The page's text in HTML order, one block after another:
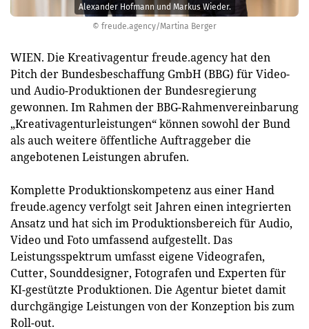
© freude.agency/Martina Berger
Alexander Hofmann und Markus Wieder.
WIEN. Die Kreativagentur freude.agency hat den
Pitch der Bundesbeschaffung GmbH (BBG) für Video-
und Audio-Produktionen der Bundesregierung
gewonnen. Im Rahmen der BBG-Rahmenvereinbarung
„Kreativagenturleistungen“ können sowohl der Bund
als auch weitere öffentliche Auftraggeber die
angebotenen Leistungen abrufen.
Komplette Produktionskompetenz aus einer Hand
freude.agency verfolgt seit Jahren einen integrierten
Ansatz und hat sich im Produktionsbereich für Audio,
Video und Foto umfassend aufgestellt. Das
Leistungsspektrum umfasst eigene Videografen,
Cutter, Sounddesigner, Fotografen und Experten für
KI-gestützte Produktionen. Die Agentur bietet damit
durchgängige Leistungen von der Konzeption bis zum
Roll-out.